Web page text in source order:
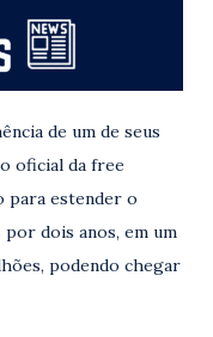
de um de seus
oficial da free
para estender o
dois anos, em um
podendo chegar